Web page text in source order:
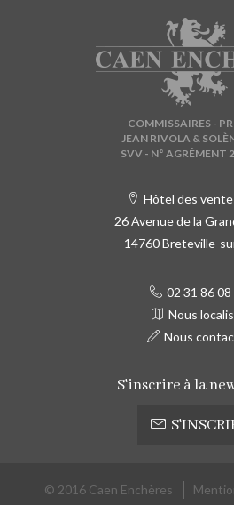
COMMISSAIRES -
JEAN RIVOLA &
SVV - N° AGRÉMENT
Hôtel des
26 Avenue de la
14760 Breteville-
02 31 86 08
Nous
Nous
S'inscrire à la
© 2016 Caen Enchères